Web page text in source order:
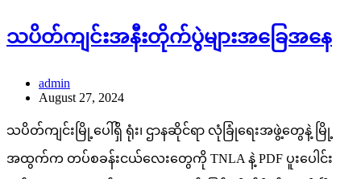
သပိတ်ကျင်းအနီးတိုက်ပွဲများအခြေအနေ
admin
August 27, 2024
သပိတ်ကျင်းမြို့ပေါ်ရှိ ရုံး၊ ဌာနဆိုင်ရာ လုံခြုံရေးအဖွဲ့တွေနဲ့ မြို့
အထွက်က တပ်စခန်းငယ်လေးတွေကို TNLA နဲ့ PDF ပူးပေါင်း